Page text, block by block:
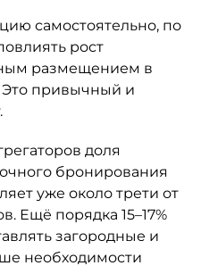
самостоятельно, по
рост
размещением в
Это привычный и
доля
бронирования
уже около трети от
Ещё порядка 15–17%
загородные и
необходимости